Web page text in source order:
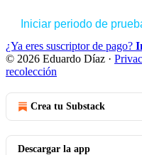
Iniciar periodo de
¿Ya eres suscriptor de pago?
© 2026 Eduardo Díaz ·
recolección
Crea tu Substack
Descargar la app